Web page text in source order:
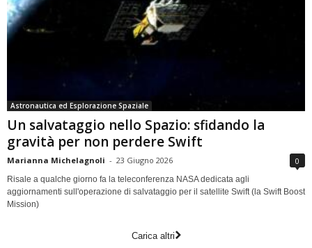
Astronautica ed Esplorazione Spaziale
Un salvataggio nello Spazio: sfidando la
gravità per non perdere Swift
Marianna Michelagnoli - 23 Giugno 2026 0
Risale a qualche giorno fa la teleconferenza NASA dedicata agli
aggiornamenti sull'operazione di salvataggio per il satellite Swift (la Swift Boost
Mission)
Carica altri